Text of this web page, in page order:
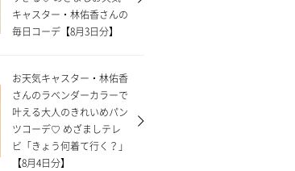
キャスター・林佑香さんの
毎日コーデ【8月3日分】
お天気キャスター・林佑香
さんのラベンダーカラーで
叶える大人のきれいめパン
ツコーデ♡ めざましテレ
ビ「きょう何着て行く？」
【8月4日分】